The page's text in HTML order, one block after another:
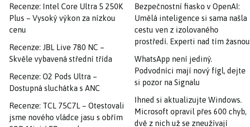
Recenze: Intel Core Ultra 5 250K
Plus – Vysoký výkon za nízkou
cenu
Recenze: JBL Live 780 NC –
Skvěle vybavená střední třída
Recenze: O2 Pods Ultra –
Dostupná sluchátka s ANC
Recenze: TCL 75C7L – Otestovali
jsme nového vládce jasu s obřím
Bezpečnostní fiasko v OpenAI:
Umělá inteligence si sama našla
cestu ven z izolovaného
prostředí. Experti nad tím žasnou
WhatsApp není jediný.
Podvodníci mají nový fígl, dejte
si pozor na Signalu
Ihned si aktualizujte Windows.
Microsoft opravil přes 600 chyb,
dvě z nich už se zneužívají